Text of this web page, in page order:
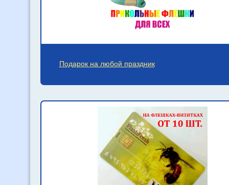
Подарок на любой праздник